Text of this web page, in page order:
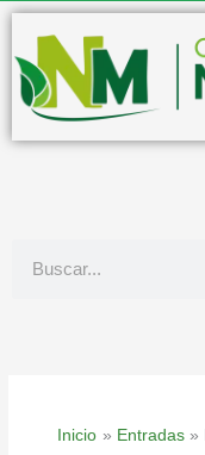
contenido
Inicio Entradas